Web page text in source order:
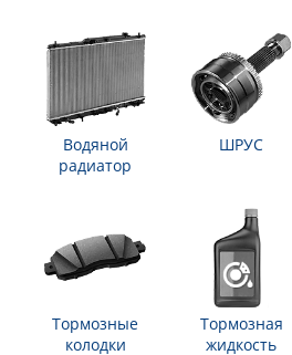
Водяной
радиатор
ШРУС
Тормозные
колодки
Тормозная
жидкость